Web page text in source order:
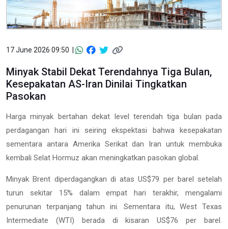
17 June 2026 09:50 |
Minyak Stabil Dekat Terendahnya Tiga Bulan,
Kesepakatan AS-Iran Dinilai Tingkatkan
Pasokan
Harga minyak bertahan dekat level terendah tiga bulan pada
perdagangan hari ini seiring ekspektasi bahwa kesepakatan
sementara antara Amerika Serikat dan Iran untuk membuka
kembali Selat Hormuz akan meningkatkan pasokan global.
Minyak Brent diperdagangkan di atas US$79 per barel setelah
turun sekitar 15% dalam empat hari terakhir, mengalami
penurunan terpanjang tahun ini. Sementara itu, West Texas
Intermediate (WTI) berada di kisaran US$76 per barel.